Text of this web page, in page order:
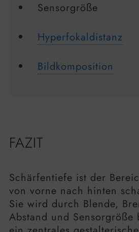
Sensorgröße
Hyperfokaldistanz
Bildkomposition
FAZIT
Schärfentiefe ist der
von vorne nach hinten
Sie wird durch Blende,
Abstand und Sensorgröße